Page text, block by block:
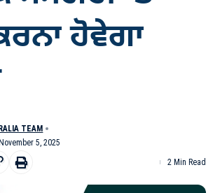
ਹੋਵੇਗਾ
5, 2025
TEAM
2 Min Read